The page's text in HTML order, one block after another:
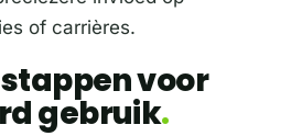
of carrières.
voor
gebruik